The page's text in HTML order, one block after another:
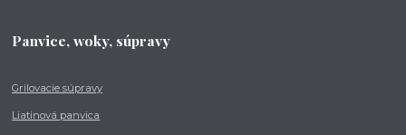
Panvice, woky, súpravy
Grilovacie súpravy
Liatinová panvica